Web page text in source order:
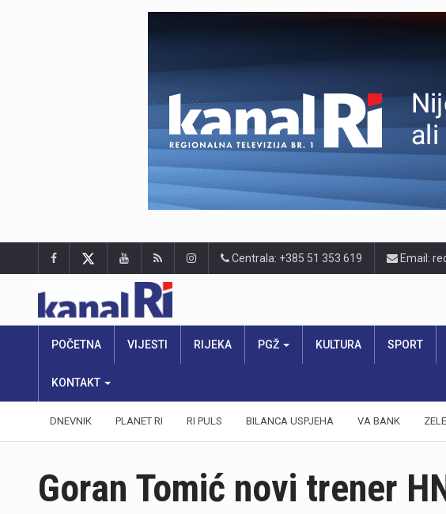
Centrala: +385 51 353 619 Email:
POČETNA VIJESTI RIJEKA PGŽ KULTURA SPORT
KONTAKT
DNEVNIK PLANET RI RI PULS BILANCA USPJEHA VA BANK
Goran Tomić novi trener